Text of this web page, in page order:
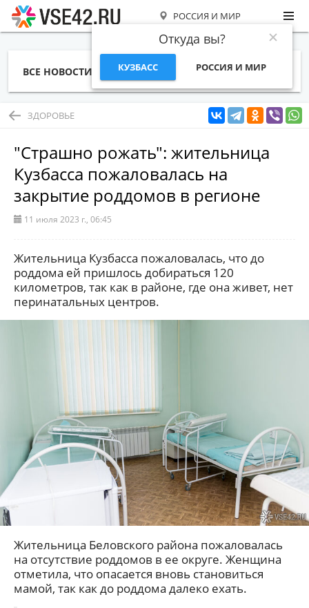
РОССИЯ И МИР
Откуда вы?
КУЗБАСС РОССИЯ И МИР
ВСЕ НОВОСТИ СТАТЬИ ТЕМЫ ФОТО
ЗДОРОВЬЕ
"Страшно рожать": жительница
Кузбасса пожаловалась на
закрытие роддомов в регионе
11 июля 2023 г., 06:45
Жительница Кузбасса пожаловалась, что до
роддома ей пришлось добираться 120
километров, так как в районе, где она живет, нет
перинатальных центров.
Жительница Беловского района пожаловалась
на отсутствие роддомов в ее округе. Женщина
отметила, что опасается вновь становиться
мамой, так как до роддома далеко ехать.